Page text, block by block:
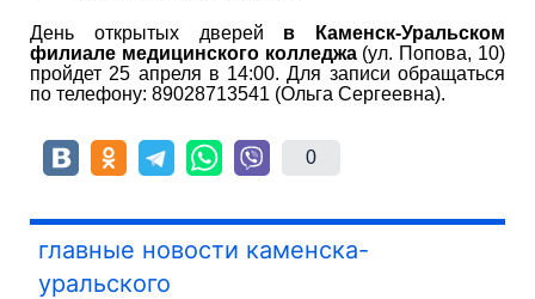
День открытых дверей в Каменск-Уральском
филиале медицинского колледжа(ул. Попова, 10)
пройдет 25 апреля в 14:00. Для записи обращаться
по телефону: 89028713541 (Ольга Сергеевна).
0
главные новости каменска-
уральского